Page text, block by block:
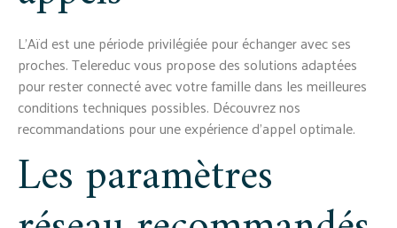
L'Aïd est une période privilégiée pour échanger avec ses
proches. Telereduc vous propose des solutions adaptées
pour rester connecté avec votre famille dans les meilleures
conditions techniques possibles. Découvrez nos
recommandations pour une expérience d'appel optimale.
Les paramètres